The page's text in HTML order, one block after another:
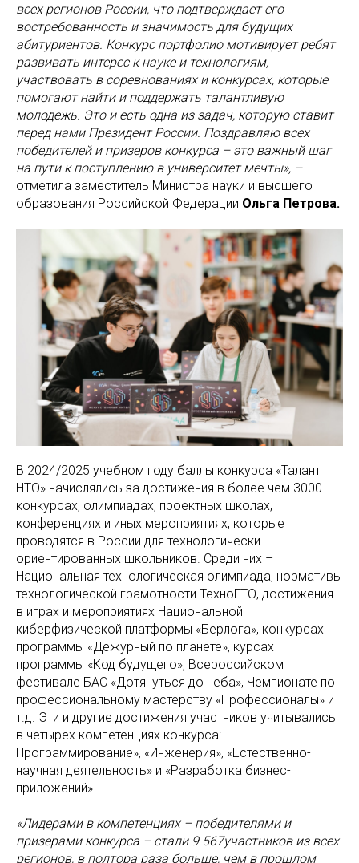
всех регионов России, что подтверждает его
востребованность и значимость для будущих
абитуриентов. Конкурс портфолио мотивирует ребят
развивать интерес к науке и технологиям,
участвовать в соревнованиях и конкурсах, которые
помогают найти и поддержать талантливую
молодежь. Это и есть одна из задач, которую ставит
перед нами Президент России. Поздравляю всех
победителей и призеров конкурса – это важный шаг
на пути к поступлению в университет мечты», –
отметила заместитель Министра науки и высшего
образования Российской Федерации Ольга Петрова.
В 2024/2025 учебном году баллы конкурса «Талант
НТО» начислялись за достижения в более чем 3000
конкурсах, олимпиадах, проектных школах,
конференциях и иных мероприятиях, которые
проводятся в России для технологически
ориентированных школьников. Среди них –
Национальная технологическая олимпиада, нормативы
технологической грамотности ТехноГТО, достижения
в играх и мероприятиях Национальной
киберфизической платформы «Берлога», конкурсах
программы «Дежурный по планете», курсах
программы «Код будущего», Всероссийском
фестивале БАС «Дотянуться до неба», Чемпионате по
профессиональному мастерству «Профессионалы» и
т.д. Эти и другие достижения участников учитывались
в четырех компетенциях конкурса:
Программирование», «Инженерия», «Естественно-
научная деятельность» и «Разработка бизнес-
приложений».
«Лидерами в компетенциях – победителями и
призерами конкурса – стали 9 567участников из всех
регионов, в полтора раза больше, чем в прошлом